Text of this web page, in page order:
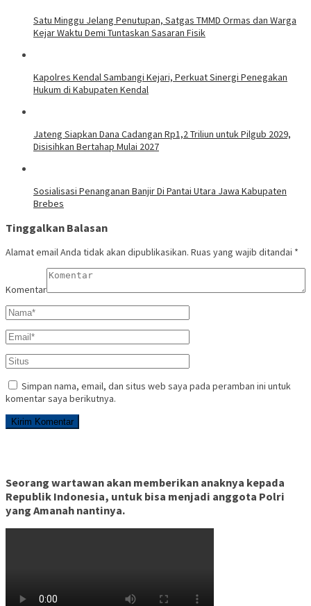
Satu Minggu Jelang Penutupan, Satgas TMMD Ormas dan Warga
Kejar Waktu Demi Tuntaskan Sasaran Fisik
Kapolres Kendal Sambangi Kejari, Perkuat Sinergi Penegakan
Hukum di Kabupaten Kendal
Jateng Siapkan Dana Cadangan Rp1,2 Triliun untuk Pilgub 2029,
Disisihkan Bertahap Mulai 2027
Sosialisasi Penanganan Banjir Di Pantai Utara Jawa Kabupaten
Brebes
Tinggalkan Balasan
Alamat email Anda tidak akan dipublikasikan. Ruas yang wajib ditandai *
Komentar
Simpan nama, email, dan situs web saya pada peramban ini untuk
komentar saya berikutnya.
Seorang wartawan akan memberikan anaknya kepada
Republik Indonesia, untuk bisa menjadi anggota Polri
yang Amanah nantinya.